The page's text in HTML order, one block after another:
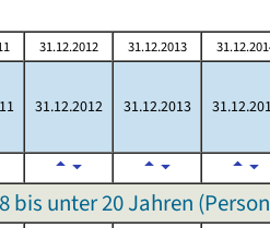
31.12.2012 31.12.2013
31.12.2012 31.12.2013
unter 20 Jahren